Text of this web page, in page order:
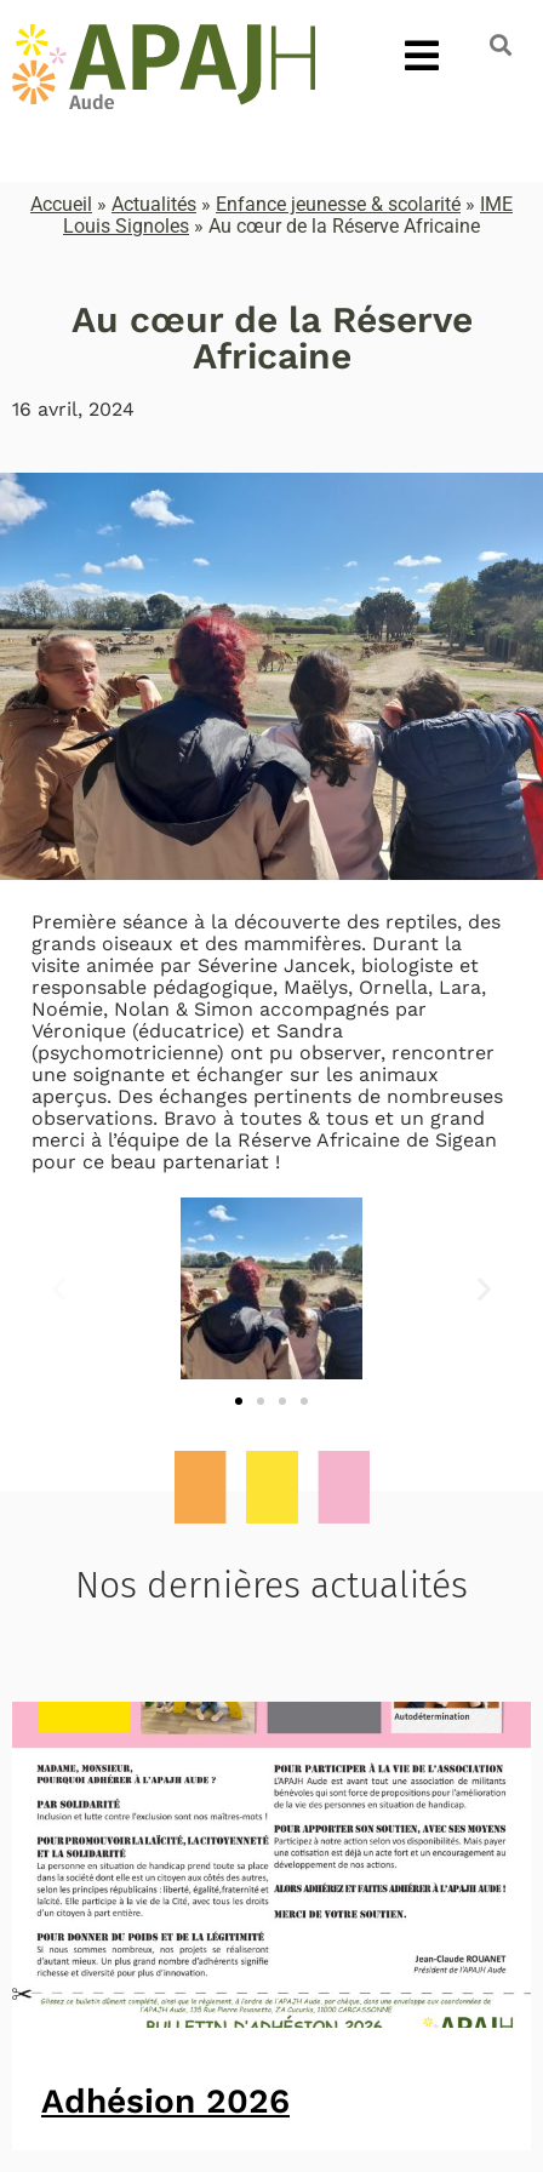
Accueil » Actualités » Enfance jeunesse & scolarité » IME
Louis Signoles » Au cœur de la Réserve Africaine
Au cœur de la Réserve
Africaine
16 avril, 2024
Première séance à la découverte des reptiles, des
grands oiseaux et des mammifères. Durant la
visite animée par Séverine Jancek, biologiste et
responsable pédagogique, Maëlys, Ornella, Lara,
Noémie, Nolan & Simon accompagnés par
Véronique (éducatrice) et Sandra
(psychomotricienne) ont pu observer, rencontrer
une soignante et échanger sur les animaux
aperçus. Des échanges pertinents de nombreuses
observations. Bravo à toutes & tous et un grand
merci à l’équipe de la Réserve Africaine de Sigean
pour ce beau partenariat !
Nos dernières actualités
Adhésion 2026